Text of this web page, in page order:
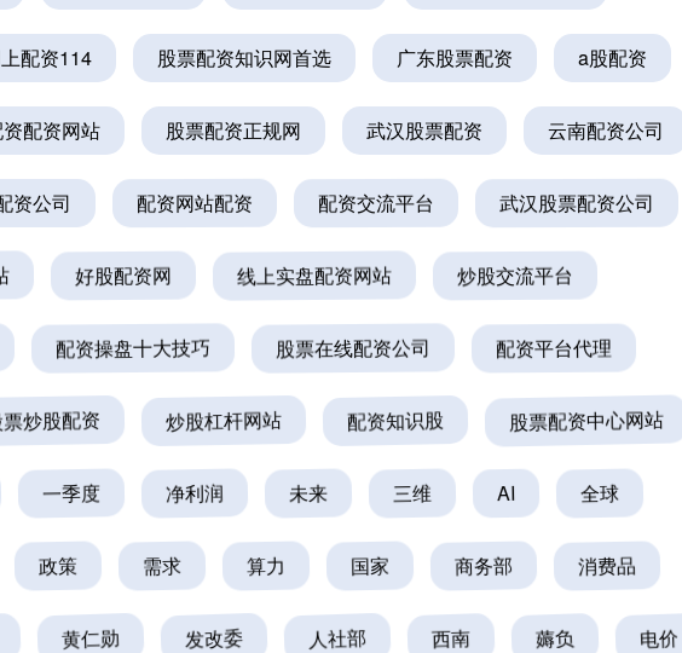
配资114 股票配资知识网首选 广东股票配资 a股配资
配资网站 股票配资正规网 武汉股票配资 云南配资公司
资公司 配资网站配资 配资交流平台 武汉股票配资公司
好股配资网 线上实盘配资网站 炒股交流平台
配资操盘十大技巧 股票在线配资公司 配资平台代理
票炒股配资 炒股杠杆网站 配资知识股 股票配资中心网站
一季度 净利润 未来 三维 AI 全球
政策 需求 算力 国家 商务部 消费品
黄仁勋 发改委 人社部 西南 薅负 电价